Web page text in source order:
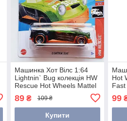
Машинка Хот Вілс 1:64
Lightnin` Bug колекція HW
Rescue Hot Wheels Mattel
89₴ 109 ₴
Купити
Hot
99